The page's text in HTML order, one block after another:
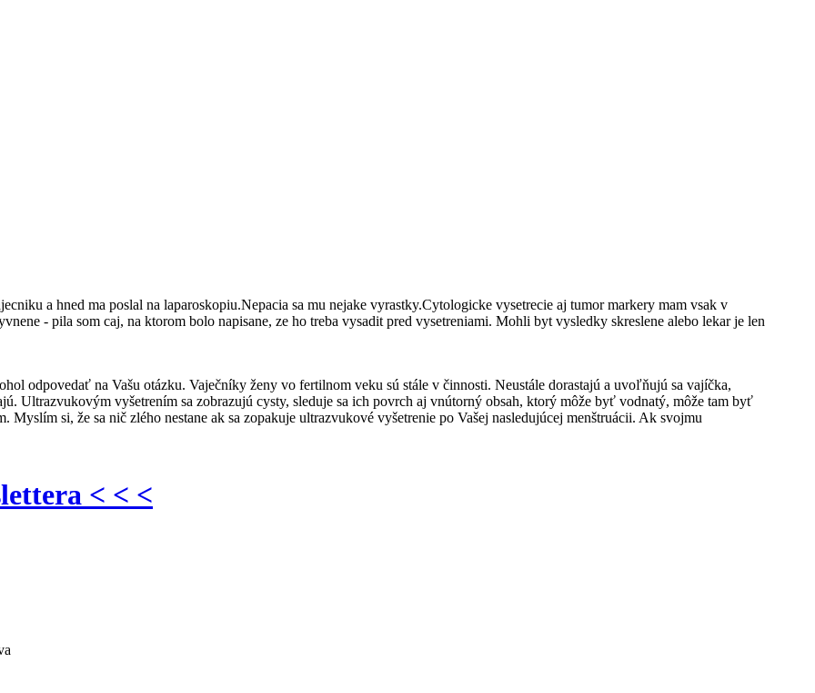
a hned ma poslal na laparoskopiu.Nepacia sa mu nejake vyrastky.Cytologicke vysetrecie aj tumor markery mam vsak v
- pila som caj, na ktorom bolo napisane, ze ho treba vysadit pred vysetreniami. Mohli byt vysledky skreslene alebo lekar je len
odpovedať na Vašu otázku. Vaječníky ženy vo fertilnom veku sú stále v činnosti. Neustále dorastajú a uvoľňujú sa vajíčka,
Ultrazvukovým vyšetrením sa zobrazujú cysty, sleduje sa ich povrch aj vnútorný obsah, ktorý môže byť vodnatý, môže tam byť
si, že sa nič zlého nestane ak sa zopakuje ultrazvukové vyšetrenie po Vašej nasledujúcej menštruácii. Ak svojmu
< < <